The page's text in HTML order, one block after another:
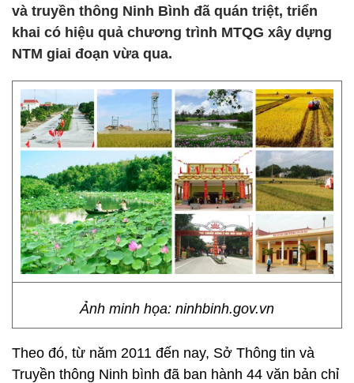
và truyền thông Ninh Bình đã quán triệt, triển
khai có hiệu quả chương trình MTQG xây dựng
NTM giai đoạn vừa qua.
Ảnh minh họa: ninhbinh.gov.vn
Theo đó, từ năm 2011 đến nay, Sở Thông tin và
Truyền thông Ninh bình đã ban hành 44 văn bản chỉ